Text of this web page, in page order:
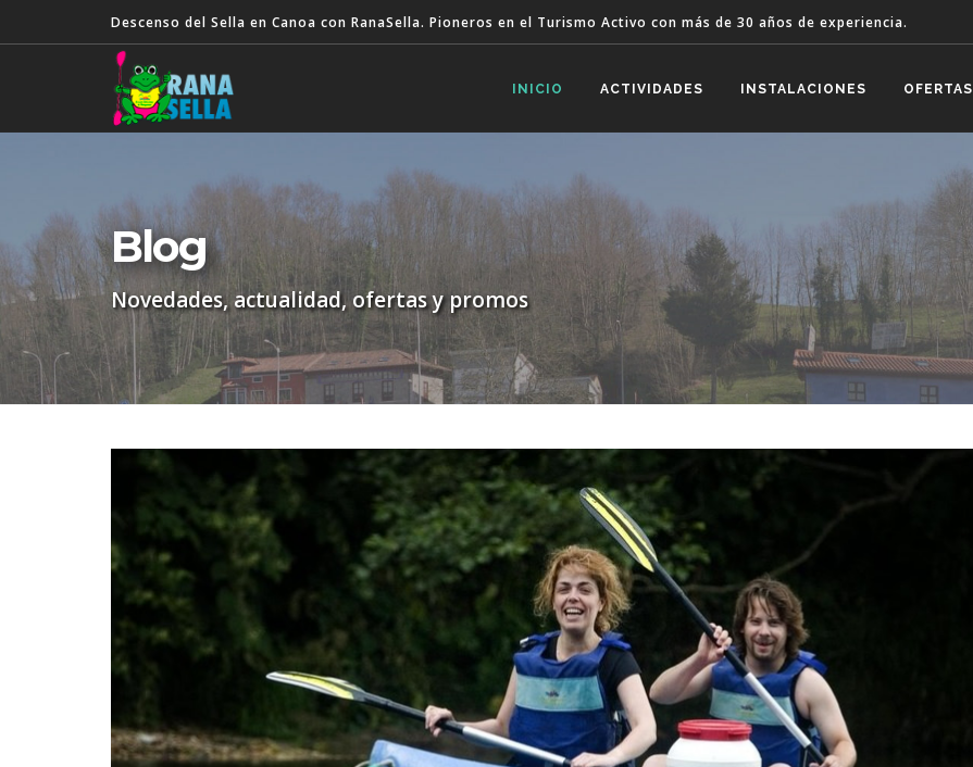
Descenso del Sella en Canoa con RanaSella. Pioneros en el Turismo Activo con más de 30 años de experiencia.
INICIO ACTIVIDADES INSTALACIONES OFERTAS
Blog
Novedades, actualidad, ofertas y promos